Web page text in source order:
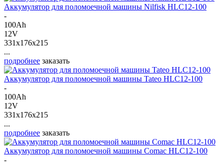
Аккумулятор для поломоечной машины Nilfisk HLC12-100
-
100Ah
12V
331x176x215
...
подробнее заказать
Аккумулятор для поломоечной машины Tateo HLC12-100
-
100Ah
12V
331x176x215
...
подробнее заказать
Аккумулятор для поломоечной машины Comac HLC12-100
-